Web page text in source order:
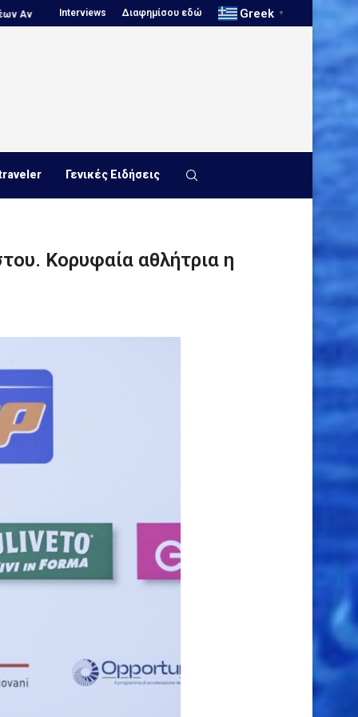
Πανιώνιος, Νίκος Κουτουβάκης στο... Πόλο, Ευρωπαϊκό Πρωτάθλημα
Interviews Διαφημίσου εδώ Greek ▼
Γενικές Ειδήσεις
Κορυφαία αθλήτρια η